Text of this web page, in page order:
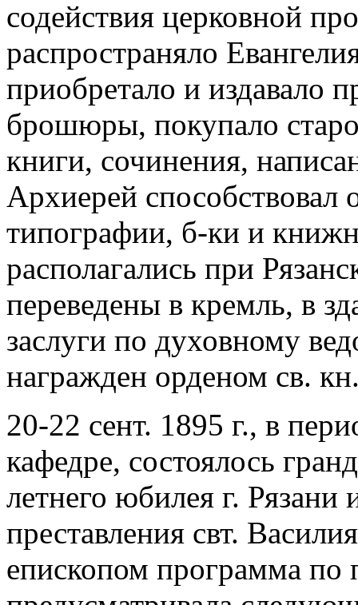
содействия церковной
распространяло
приобретало и издавало
брошюры, покупало
книги, сочинения,
Архиерей способствовал
типографии, б-ки и
располагались при
переведены в кремль, в
заслуги по духовному
награжден орденом св.
20-22 сент. 1895 г., в
кафедре, состоялось
летнего юбилея г. Рязани
преставления свт.
епископом программа по